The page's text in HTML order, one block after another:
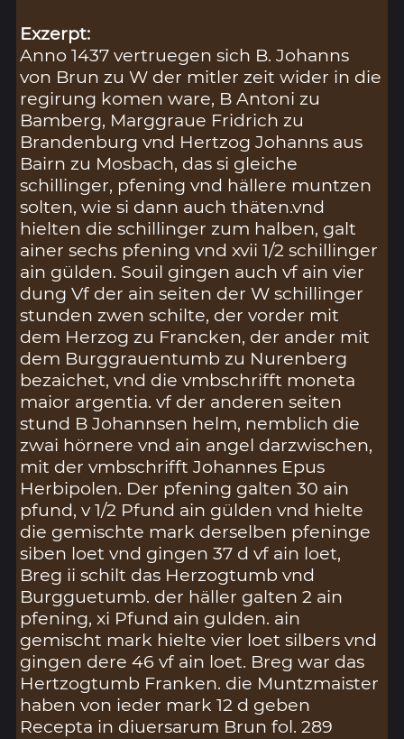
Exzerpt:
Anno 1437 vertruegen sich B. Johanns
von Brun zu W der mitler zeit wider in die
regirung komen ware, B Antoni zu
Bamberg, Marggraue Fridrich zu
Brandenburg vnd Hertzog Johanns aus
Bairn zu Mosbach, das si gleiche
schillinger, pfening vnd hällere muntzen
solten, wie si dann auch thäten.vnd
hielten die schillinger zum halben, galt
ainer sechs pfening vnd xvii 1/2 schillinger
ain gülden. Souil gingen auch vf ain vier
dung Vf der ain seiten der W schillinger
stunden zwen schilte, der vorder mit
dem Herzog zu Francken, der ander mit
dem Burggrauentumb zu Nurenberg
bezaichet, vnd die vmbschrifft moneta
maior argentia. vf der anderen seiten
stund B Johannsen helm, nemblich die
zwai hörnere vnd ain angel darzwischen,
mit der vmbschrifft Johannes Epus
Herbipolen. Der pfening galten 30 ain
pfund, v 1/2 Pfund ain gülden vnd hielte
die gemischte mark derselben pfeninge
siben loet vnd gingen 37 d vf ain loet,
Breg ii schilt das Herzogtumb vnd
Burgguetumb. der häller galten 2 ain
pfening, xi Pfund ain gulden. ain
gemischt mark hielte vier loet silbers vnd
gingen dere 46 vf ain loet. Breg war das
Hertzogtumb Franken. die Muntzmaister
haben von ieder mark 12 d geben
Recepta in diuersarum Brun fol. 289